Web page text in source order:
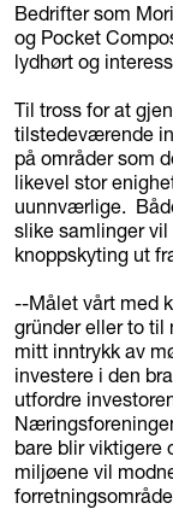
Bedrifter som
og Pocket
lydhørt og
Til tross for at
tilstedeværende
på områder som
likevel stor
uunnværlige.
slike samlinger
knoppskyting ut
--Målet vårt med
gründer eller to til
mitt inntrykk av
investere i den
utfordre
bare blir viktigere
miljøene vil